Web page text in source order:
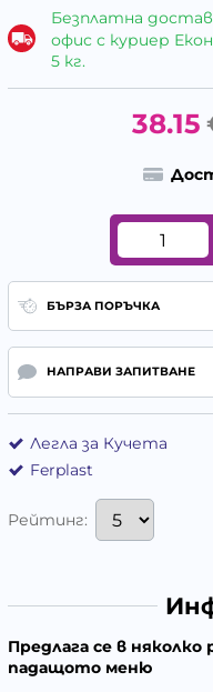
Безплатна
офис с куриер
5 кг.
38.15
БЪРЗА ПОРЪЧКА
НАПРАВИ ЗАПИТВАНЕ
Легла за Кучета
Ferplast
Рейтинг:
Предлага се в няколко
падащото меню